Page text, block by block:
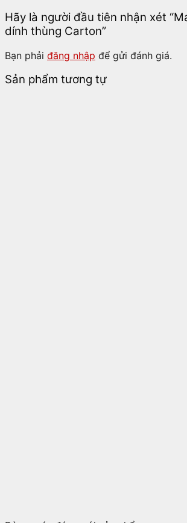
Hãy là người đầu tiên nhận xét
dính thùng Carton”
Bạn phải đăng nhập để gửi đánh giá.
Sản phẩm tương tự